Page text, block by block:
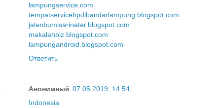
lampungservice.com
tempatservicehpdibandarlampung.blogspot.com
jalanbumisarinatar.blogspot.com
makalahbiz.blogspot.com
lampungandroid.blogspot.com
Ответить
Анонимный 07.05.2019, 14:54
Indonesia